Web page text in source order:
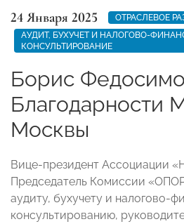
24 Января 2025
ОТРАСЛЕВОЕ
АУДИТ, БУХУЧЕТ И НАЛОГОВО-
КОНСУЛЬТИРОВАНИЕ
Борис
Благодарности
Москвы
Вице-президент Ассоциации
Председатель Комиссии
аудиту, бухучету и налогово-
консультированию,